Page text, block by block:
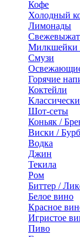
Кофе
Холодный
Лимонады
Милкшейки
Смузи
Горячие
Коктейли
Шот-сеты
Коньяк /
Виски /
Водка
Джин
Текила
Ром
Биттер /
Белое вино
Красное
Игристое
Пиво